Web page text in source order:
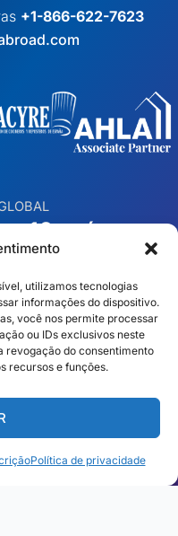
utilizamos tecnologias
informações do dispositivo.
você nos permite processar
ou IDs exclusivos neste
revogação do consentimento
recursos e funções.
Política de privacidade
+1-866-622-7623
10 países
Irlanda
Polônia
Austrália
S. África
próxima →
Brasileiro